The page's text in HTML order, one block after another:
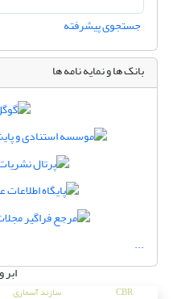
جستجوی پیشرفته
بانک ها و نمایه نامه ها
...
ابر
سازند آسماری CBR